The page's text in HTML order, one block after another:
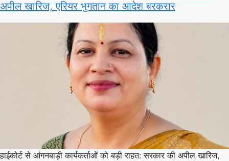
अपील खारिज, एरियर भुगतान का आदेश बरकरार
हाईकोर्ट से आंगनबाड़ी कार्यकर्ताओं को बड़ी राहत: सरकार की अपील खारिज,